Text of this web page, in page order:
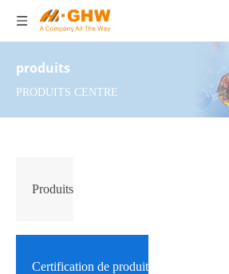
produits
PRODUITS CENTRE
Produits
Certification de produit